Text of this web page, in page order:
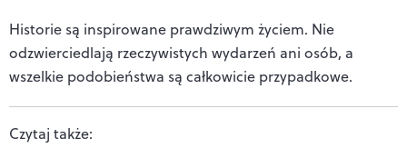
Historie są inspirowane prawdziwym życiem. Nie
odzwierciedlają rzeczywistych wydarzeń ani osób, a
wszelkie podobieństwa są całkowicie przypadkowe.
Czytaj także: